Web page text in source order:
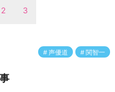
2 3
声優道 関智一